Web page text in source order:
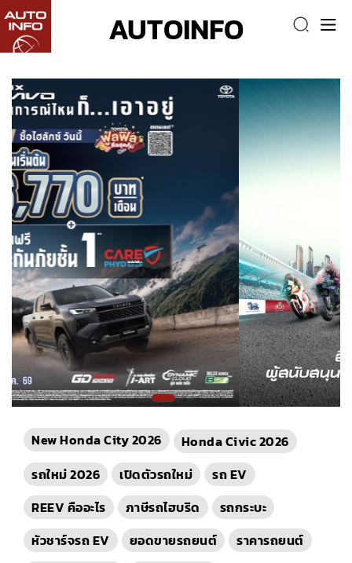
AUTOINFO
New Honda City 2026
Honda Civic 2026
รถใหม่ 2026
เปิดตัวรถใหม่
รถ EV
REEV คืออะไร
ภาษีรถไฮบริด
รถกระบะ
หัวชาร์จรถ EV
ยอดขายรถยนต์
ราคารถยนต์